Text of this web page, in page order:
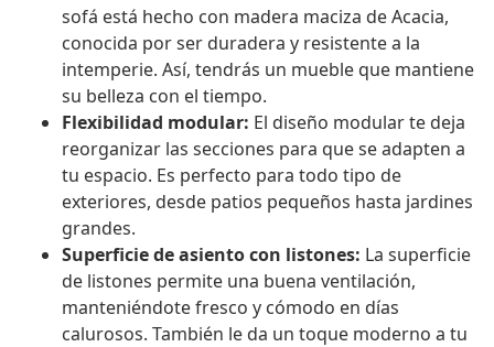
sofá está hecho con madera maciza de Acacia,
conocida por ser duradera y resistente a la
intemperie. Así, tendrás un mueble que mantiene
su belleza con el tiempo.
Flexibilidad modular: El diseño modular te deja
reorganizar las secciones para que se adapten a
tu espacio. Es perfecto para todo tipo de
exteriores, desde patios pequeños hasta jardines
grandes.
Superficie de asiento con listones: La superficie
de listones permite una buena ventilación,
manteniéndote fresco y cómodo en días
calurosos. También le da un toque moderno a tu